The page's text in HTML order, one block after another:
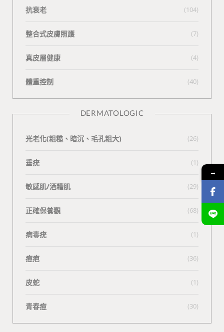
抗衰老 (104)
整合式皮膚照護 (7)
真皮層健康 (4)
體重控制 (40)
DERMATOLOGIC
光老化(粗糙、暗沉、毛孔粗大) (26)
垂疣 (1)
敏感肌/酒糟肌 (29)
正確保養觀 (68)
病毒疣 (1)
痘疤 (36)
皮蛇 (1)
青春痘 (30)
→